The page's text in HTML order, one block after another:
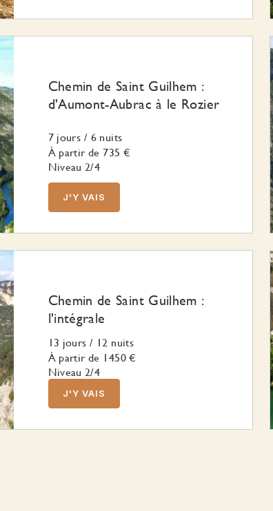
Chemin de Saint Guilhem :
d'Aumont-Aubrac à le Rozier
7 jours / 6 nuits
À partir de 735 €
Niveau 2/4
J'Y VAIS
Chemin de Saint Guilhem :
l'intégrale
13 jours / 12 nuits
À partir de 1450 €
Niveau 2/4
J'Y VAIS